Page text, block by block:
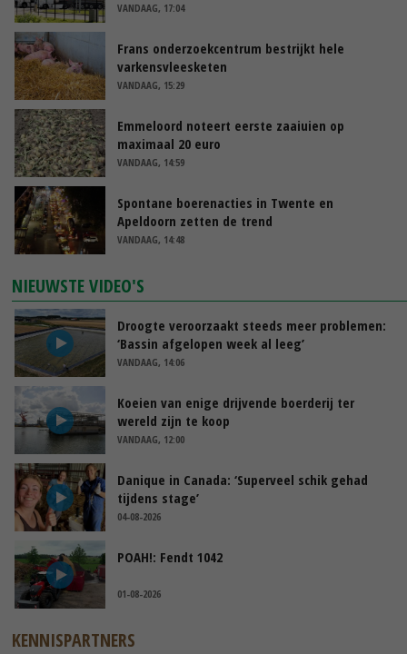
VANDAAG, 17:04
Frans onderzoekcentrum bestrijkt hele
varkensvleesketen
VANDAAG, 15:29
Emmeloord noteert eerste zaaiuien op
maximaal 20 euro
VANDAAG, 14:59
Spontane boerenacties in Twente en
Apeldoorn zetten de trend
VANDAAG, 14:48
NIEUWSTE VIDEO'S
Droogte veroorzaakt steeds meer problemen:
‘Bassin afgelopen week al leeg’
VANDAAG, 14:06
Koeien van enige drijvende boerderij ter
wereld zijn te koop
VANDAAG, 12:00
Danique in Canada: ‘Superveel schik gehad
tijdens stage’
04-08-2026
POAH!: Fendt 1042
01-08-2026
KENNISPARTNERS